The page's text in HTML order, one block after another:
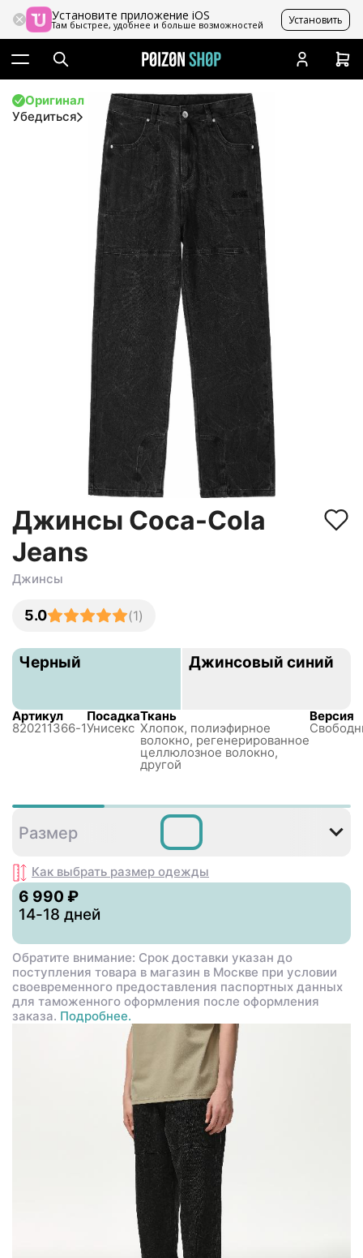
Установите приложение iOS
Там быстрее, удобнее и больше возможностей Установить
Оригинал
Убедиться
Джинсы Coca-Cola
Jeans
Джинсы
5.0 (1)
Черный Джинсовый синий
Артикул
820211366-1
Посадка
Унисекс
Ткань
Хлопок, полиэфирное
волокно, регенерированное
целлюлозное волокно,
другой
Версия
Размер
Как выбрать размер одежды
6 990 ₽
14-18 дней
Обратите внимание: Срок доставки указан до
поступления товара в магазин в Москве при условии
своевременного предоставления паспортных данных
для таможенного оформления после оформления
заказа. Подробнее.